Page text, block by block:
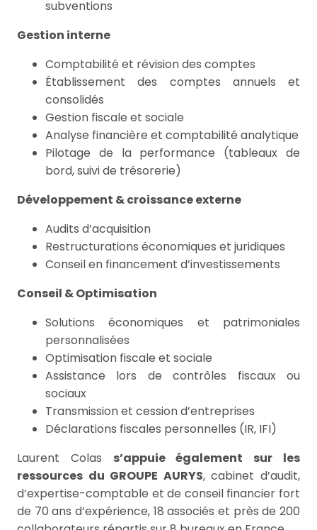
subventions
Gestion interne
Comptabilité et révision des comptes
Établissement des comptes annuels et
consolidés
Gestion fiscale et sociale
Analyse financière et comptabilité analytique
Pilotage de la performance (tableaux de
bord, suivi de trésorerie)
Développement & croissance externe
Audits d’acquisition
Restructurations économiques et juridiques
Conseil en financement d’investissements
Conseil & Optimisation
Solutions économiques et patrimoniales
personnalisées
Optimisation fiscale et sociale
Assistance lors de contrôles fiscaux ou
sociaux
Transmission et cession d’entreprises
Déclarations fiscales personnelles (IR, IFI)
Laurent Colas s’appuie également sur les
ressources du GROUPE AURYS, cabinet d’audit,
d’expertise-comptable et de conseil financier fort
de 70 ans d’expérience, 18 associés et près de 200